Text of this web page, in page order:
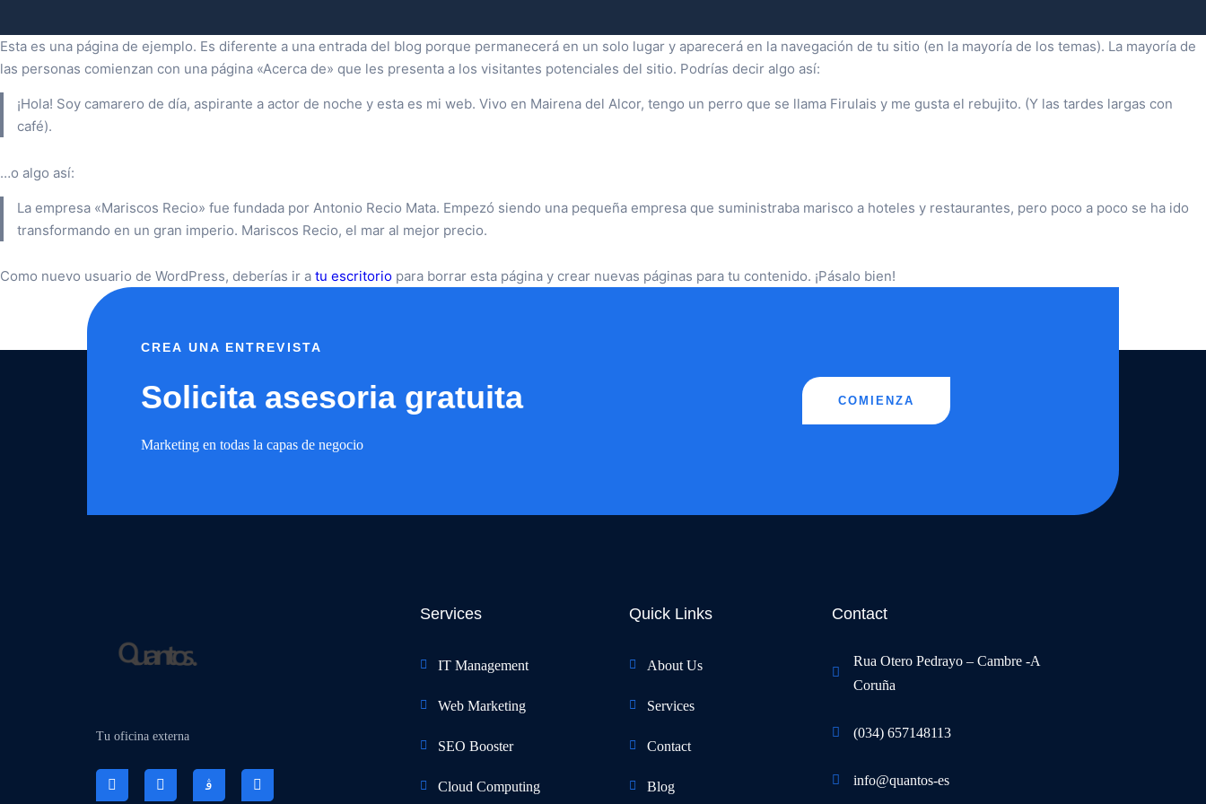
Esta es una página de ejemplo. Es diferente a una entrada del blog porque permanecerá en un solo lugar y aparecerá en la navegación de tu sitio (en la mayoría de los temas). La mayoría de
las personas comienzan con una página «Acerca de» que les presenta a los visitantes potenciales del sitio. Podrías decir algo así:
¡Hola! Soy camarero de día, aspirante a actor de noche y esta es mi web. Vivo en Mairena del Alcor, tengo un perro que se llama Firulais y me gusta el rebujito. (Y las tardes largas con
café).
…o algo así:
La empresa «Mariscos Recio» fue fundada por Antonio Recio Mata. Empezó siendo una pequeña empresa que suministraba marisco a hoteles y restaurantes, pero poco a poco se ha ido
transformando en un gran imperio. Mariscos Recio, el mar al mejor precio.
Como nuevo usuario de WordPress, deberías ir a tu escritorio para borrar esta página y crear nuevas páginas para tu contenido. ¡Pásalo bien!
CREA UNA ENTREVISTA
Solicita asesoria gratuita
Marketing en todas la capas de negocio
COMIENZA
Tu oficina externa
Services
IT Management
Web Marketing
SEO Booster
Cloud Computing
Quick Links
About Us
Services
Contact
Blog
Contact
Rua Otero Pedrayo – Cambre -A
Coruña
(034) 657148113
info@quantos-es